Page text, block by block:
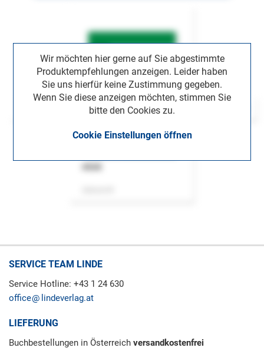
Wir möchten hier gerne auf Sie abgestimmte
Produktempfehlungen anzeigen. Leider haben
Sie uns hierfür keine Zustimmung gegeben.
Wenn Sie diese anzeigen möchten, stimmen Sie
bitte den Cookies zu.
Cookie Einstellungen öffnen
SERVICE TEAM LINDE
Service Hotline: +43 1 24 630
office
lindeverlag.at
LIEFERUNG
Buchbestellungen in Österreich versandkostenfrei